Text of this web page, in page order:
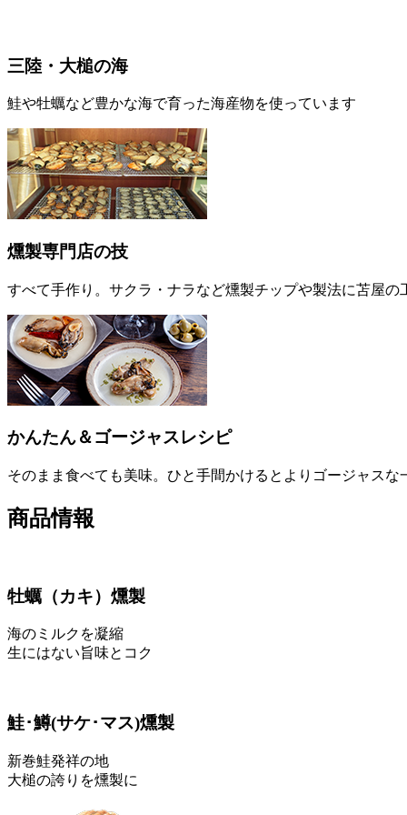
三陸・大槌の海
鮭や牡蠣など豊かな海で育った海産物を使っています
燻製専門店の技
すべて手作り。サクラ・ナラなど燻製チップや製法に苫屋の
かんたん＆ゴージャスレシピ
そのまま食べても美味。ひと手間かけるとよりゴージャスな
商品情報
牡蠣 （カキ） 燻製
海のミルクを凝縮
生にはない旨味とコク
鮭･鱒(サケ･マス)燻製
新巻鮭発祥の地
大槌の誇りを燻製に